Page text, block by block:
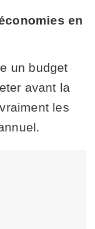
en
un budget
avant la
les